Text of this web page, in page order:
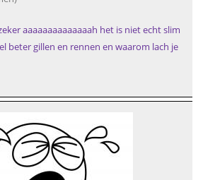
aaaaaaaaaaaaaah het is niet echt slim
beter gillen en rennen en waarom lach je